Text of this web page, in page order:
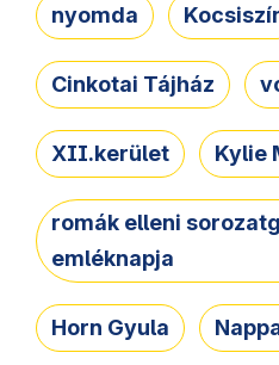
nyomda
Cinkotai Tájház
XII.kerület Kylie
romák elleni
emléknapja
Horn Gyula